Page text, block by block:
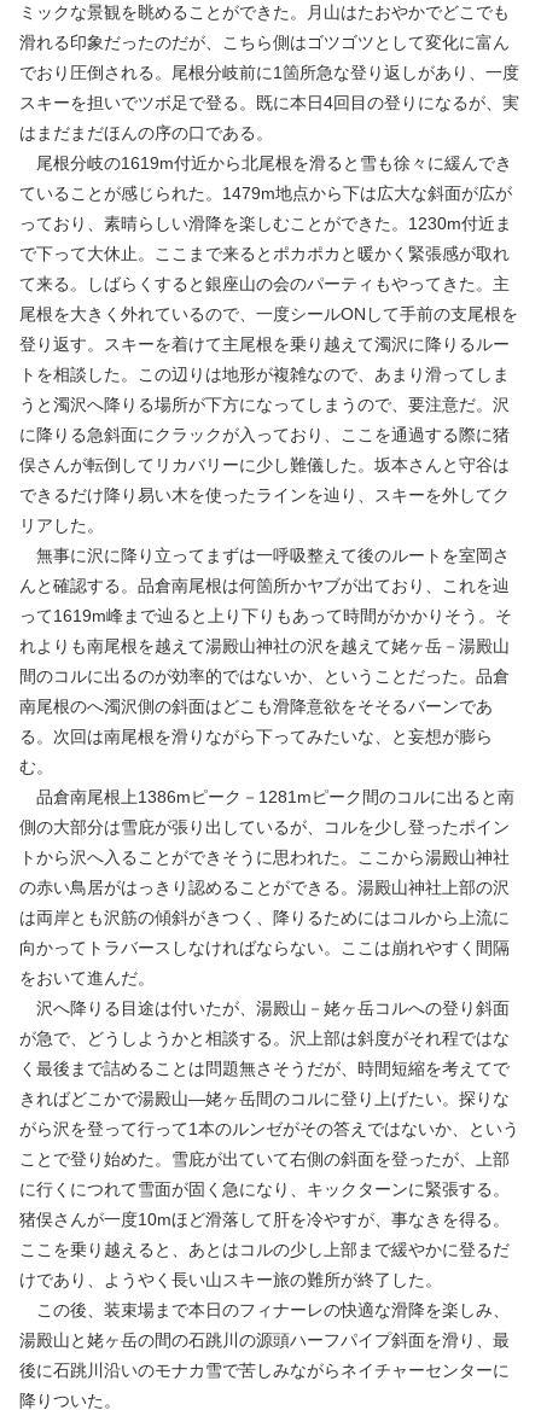
ミックな景観を眺めることができた。月山はたおやかでどこでも
滑れる印象だったのだが、こちら側はゴツゴツとして変化に富ん
でおり圧倒される。尾根分岐前に1箇所急な登り返しがあり、一度
スキーを担いでツボ足で登る。既に本日4回目の登りになるが、実
はまだまだほんの序の口である。
尾根分岐の1619m付近から北尾根を滑ると雪も徐々に緩んでき
ていることが感じられた。1479m地点から下は広大な斜面が広が
っており、素晴らしい滑降を楽しむことができた。1230m付近ま
で下って大休止。ここまで来るとポカポカと暖かく緊張感が取れ
て来る。しばらくすると銀座山の会のパーティもやってきた。主
尾根を大きく外れているので、一度シールONして手前の支尾根を
登り返す。スキーを着けて主尾根を乗り越えて濁沢に降りるルー
トを相談した。この辺りは地形が複雑なので、あまり滑ってしま
うと濁沢へ降りる場所が下方になってしまうので、要注意だ。沢
に降りる急斜面にクラックが入っており、ここを通過する際に猪
俣さんが転倒してリカバリーに少し難儀した。坂本さんと守谷は
できるだけ降り易い木を使ったラインを辿り、スキーを外してク
リアした。
無事に沢に降り立ってまずは一呼吸整えて後のルートを室岡さ
んと確認する。品倉南尾根は何箇所かヤブが出ており、これを辿
って1619m峰まで辿ると上り下りもあって時間がかかりそう。そ
れよりも南尾根を越えて湯殿山神社の沢を越えて姥ヶ岳－湯殿山
間のコルに出るのが効率的ではないか、ということだった。品倉
南尾根のへ濁沢側の斜面はどこも滑降意欲をそそるバーンであ
る。次回は南尾根を滑りながら下ってみたいな、と妄想が膨ら
む。
品倉南尾根上1386mピーク－1281mピーク間のコルに出ると南
側の大部分は雪庇が張り出しているが、コルを少し登ったポイン
トから沢へ入ることができそうに思われた。ここから湯殿山神社
の赤い鳥居がはっきり認めることができる。湯殿山神社上部の沢
は両岸とも沢筋の傾斜がきつく、降りるためにはコルから上流に
向かってトラバースしなければならない。ここは崩れやすく間隔
をおいて進んだ。
沢へ降りる目途は付いたが、湯殿山－姥ヶ岳コルへの登り斜面
が急で、どうしようかと相談する。沢上部は斜度がそれ程ではな
く最後まで詰めることは問題無さそうだが、時間短縮を考えてで
きればどこかで湯殿山―姥ヶ岳間のコルに登り上げたい。探りな
がら沢を登って行って1本のルンゼがその答えではないか、という
ことで登り始めた。雪庇が出ていて右側の斜面を登ったが、上部
に行くにつれて雪面が固く急になり、キックターンに緊張する。
猪俣さんが一度10mほど滑落して肝を冷やすが、事なきを得る。
ここを乗り越えると、あとはコルの少し上部まで緩やかに登るだ
けであり、ようやく長い山スキー旅の難所が終了した。
この後、装束場まで本日のフィナーレの快適な滑降を楽しみ、
湯殿山と姥ヶ岳の間の石跳川の源頭ハーフパイプ斜面を滑り、最
後に石跳川沿いのモナカ雪で苦しみながらネイチャーセンターに
降りついた。